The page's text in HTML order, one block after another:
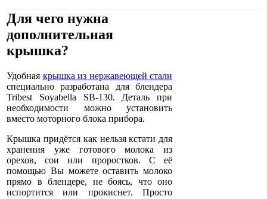
Для чего нужна
дополнительная
крышка?
Удобная крышка из нержавеющей стали
специально разработана для блендера
Tribest Soyabella SB-130. Деталь при
необходимости можно установить
вместо моторного блока прибора.
Крышка придётся как нельзя кстати для
хранения уже готового молока из
орехов, сои или проростков. С её
помощью Вы можете оставить молоко
прямо в блендере, не боясь, что оно
испортится или прокиснет. Просто